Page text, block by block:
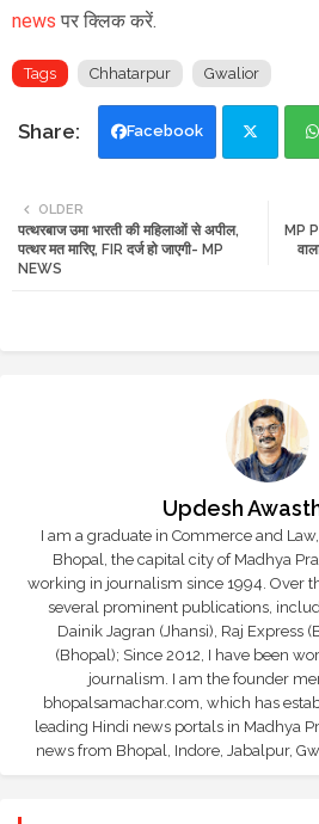
news पर क्लिक करें.
Tags Chhatarpur Gwalior
Facebook
MP
OLDER
पत्थरबाज उमा भारती की महिलाओं से अपील,
पत्थर मत मारिए, FIR दर्ज हो जाएगी- MP
NEWS
Updesh
I am a graduate in Commerce and
Bhopal, the capital city of Madhya
working in journalism since 1994. Over
several prominent publications,
Dainik Jagran (Jhansi), Raj Express
(Bhopal); Since 2012, I have been
journalism. I am the founder
bhopalsamachar.com, which has
leading Hindi news portals in Madhya
news from Bhopal, Indore, Jabalpur,